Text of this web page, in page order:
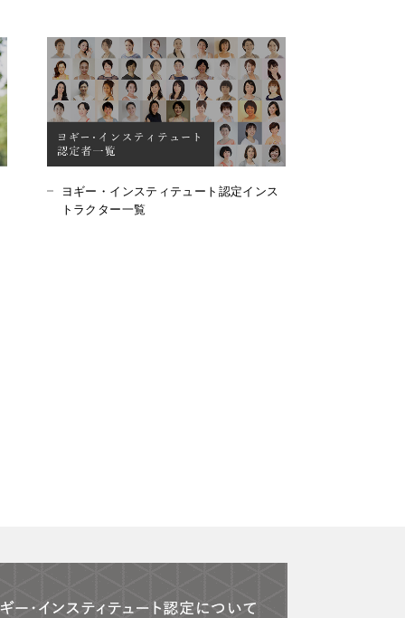
ヨギー・インスティテュート認定インス
トラクター一覧